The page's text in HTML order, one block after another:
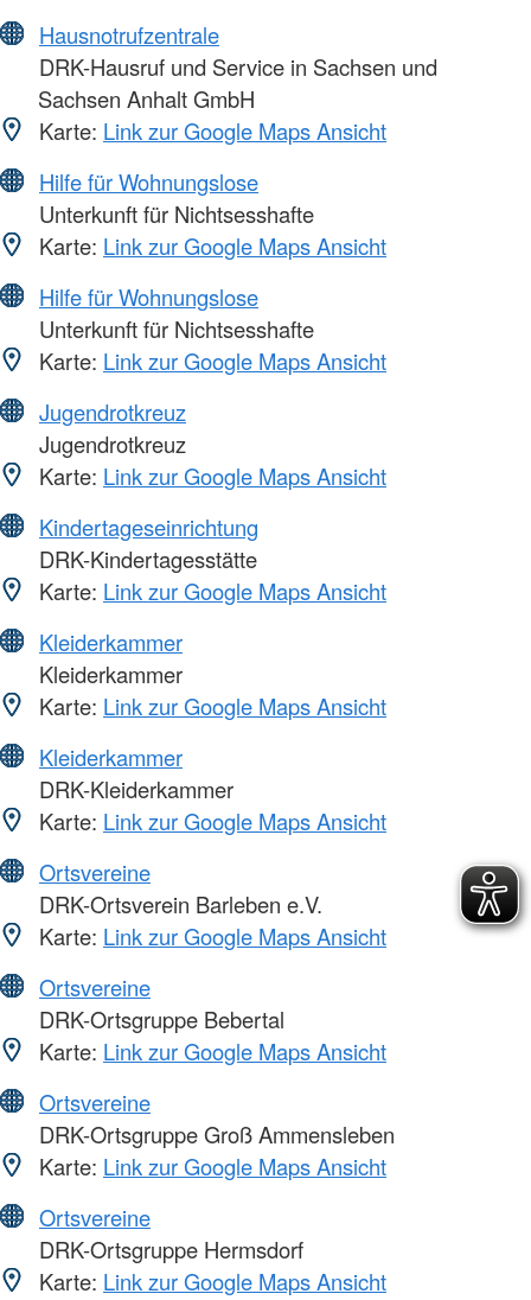
Hausnotrufzentrale
DRK-Hausruf und Service in Sachsen und
Sachsen Anhalt GmbH
Karte: Link zur Google Maps Ansicht
Hilfe für Wohnungslose
Unterkunft für Nichtsesshafte
Karte: Link zur Google Maps Ansicht
Hilfe für Wohnungslose
Unterkunft für Nichtsesshafte
Karte: Link zur Google Maps Ansicht
Jugendrotkreuz
Jugendrotkreuz
Karte: Link zur Google Maps Ansicht
Kindertageseinrichtung
DRK-Kindertagesstätte
Karte: Link zur Google Maps Ansicht
Kleiderkammer
Kleiderkammer
Karte: Link zur Google Maps Ansicht
Kleiderkammer
DRK-Kleiderkammer
Karte: Link zur Google Maps Ansicht
Ortsvereine
DRK-Ortsverein Barleben e.V.
Karte: Link zur Google Maps Ansicht
Ortsvereine
DRK-Ortsgruppe Bebertal
Karte: Link zur Google Maps Ansicht
Ortsvereine
DRK-Ortsgruppe Groß Ammensleben
Karte: Link zur Google Maps Ansicht
Ortsvereine
DRK-Ortsgruppe Hermsdorf
Karte: Link zur Google Maps Ansicht